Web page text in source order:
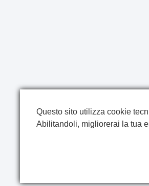
Questo sito utilizza cookie
Abilitandoli, migliorerai la tua